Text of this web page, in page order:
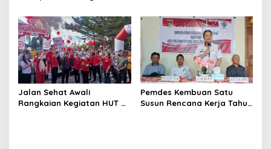
Minahasa
Jalan Sehat Awali
Rangkaian Kegiatan HUT RI
Pemdes Kembuan Satu
Susun Rencana Kerja Tahun